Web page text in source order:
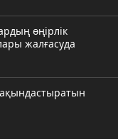
өңірлік
жалғасуда